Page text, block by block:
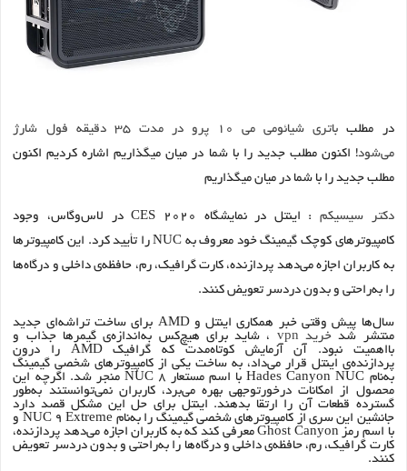
در مطلب
باتری شیائومی می ۱۰ پرو در مدت ۳۵ دقیقه فول شارژ
می‌شود! اکنون مطلب جدید را با شما در میان میگذاریم اشاره کردیم اکنون
مطلب جدید را با شما در میان میگذاریم
دکتر سیسیکم
: اینتل در نمایشگاه CES 2020 در لاس‌وگاس، وجود
کامپیوترهای کوچک گیمینگ خود معروف به NUC را تأیید کرد. این کامپیوترها
به کاربران اجازه می‌دهد پردازنده، کارت گرافیک، رم، حافظه‌ی داخلی و درگاه‌ها
را به‌راحتی و بدون دردسر تعویض کنند.
سال‌ها پیش وقتی خبر همکاری اینتل و AMD برای ساخت تراشه‌ای جدید
منتشر شد خرید vpn
، شاید برای هیچ‌کس به‌اندازه‌ی گیمرها جذاب و
بااهمیت نبود. آن آزمایش کوتاه‌مدت که گرافیک AMD را درون
پردازنده‌ی اینتل قرار می‌داد، به ساخت یکی از کامپیوترهای شخصی گیمینگ
به‌نام Hades Canyon NUC با اسم مستعار NUC 8 منجر شد. اگرچه این
محصول از امکانات درخورتوجهی بهره می‌برد، کاربران نمی‌توانستند به‌طور
گسترده قطعات آن را ارتقا بدهند. اینتل برای حل این مشکل قصد دارد
جانشین این‌ سری از کامپیوترهای شخصی گیمینگ را به‌نام NUC 9 Extreme و
با اسم رمز Ghost Canyon معرفی کند که به کاربران اجازه می‌دهد پردازنده،
کارت گرافیک، رم، حافظه‌ی داخلی و درگاه‌ها را به‌راحتی و بدون دردسر تعویض
کنند.